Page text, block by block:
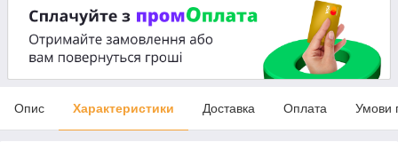
Опис Характеристики Доставка Оплата Умови